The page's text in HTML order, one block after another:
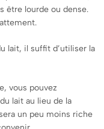
être lourde ou dense.
lait, il suffit d’utiliser la
vous pouvez
lait au lieu de la
un peu moins riche